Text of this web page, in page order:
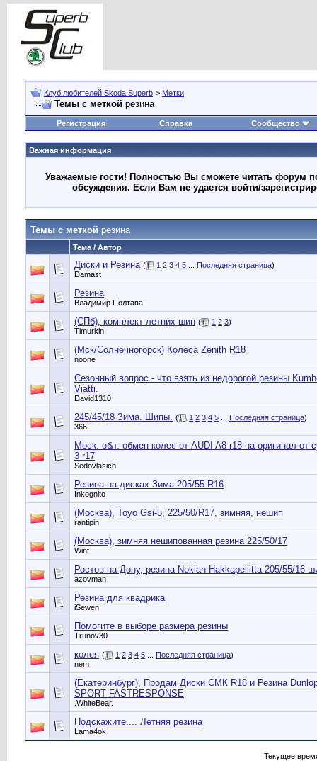
Клуб любителей Skoda Superb > Метки
Темы с меткой резина
Регистрация Справка Сообщество
Важная информация
Уважаемые гости! Полностью Вы сможете читать форум
обсуждения. Если Вам не удается войти/
Темы с меткой резина
Тема / Автор
Диски и Резина ( 1 2 3 4 5 Последняя страница)
Damast
Резина
Владимир Полтава
(СПб), комплект летних шин ( 1 2 3)
Timurkin
(Мск/Солнечногорск) Колеса Zenith R18
noone
Сезонный вопрос - что взять из недорогой резины
Viatti.
David1310
245/45/18 Зима. Шипы. ( 1 2 3 4 5 Последняя страница)
366
Моск. обл. обмен колес от AUDI A8 r18 на оригинал от
3 r17
Sedovlasich
Резина на дисках Зима 205/55 R16
Inkognito
(Москва), Toyo Gsi-5, 225/50/R17, зимняя, нешип
rantipin
(Москва), зимняя нешипованная резина 225/50/17
Wint
Ростов-на-Дону, резина Nokian Hakkapeliitta 205/55/16
azovman
Резина для квадрика
iSewen
Помогите в выборе размера резины
Trunov30
колея ( 1 2 3 4 5 Последняя страница)
nem
(Екатеринбург), Продам Диски СМК R18 и Резина
SPORT FASTRESPONSE
.WhiteBear.
Подскажите.... Летняя резина
Lama4ok
Текущее